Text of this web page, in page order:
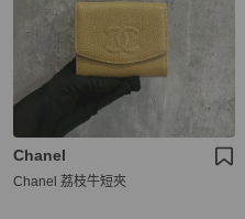
Chanel
Chanel 荔枝牛短夾